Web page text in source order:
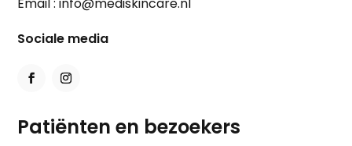
Sociale media
Patiënten en bezoekers